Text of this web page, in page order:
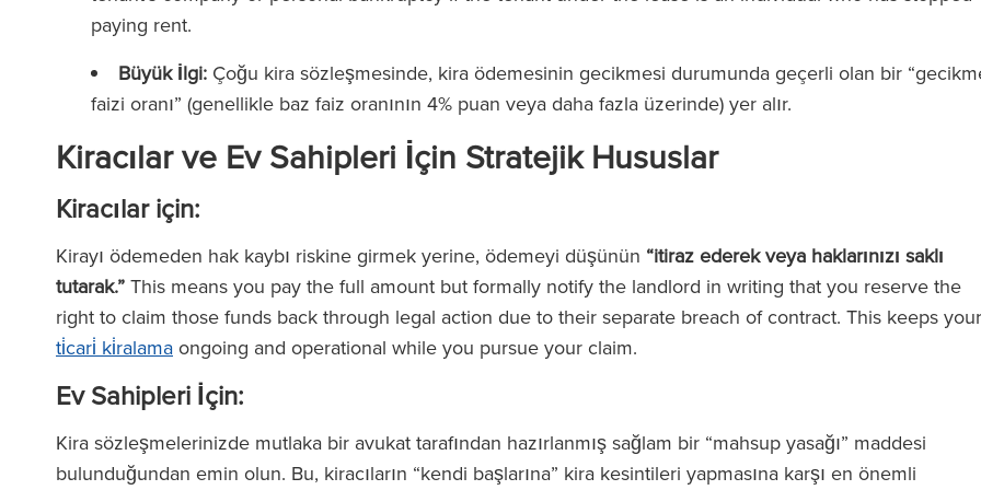
paying rent.
Büyük İlgi: Çoğu kira sözleşmesinde, kira ödemesinin gecikmesi durumunda geçerli olan bir
faizi oranı” (genellikle baz faiz oranının 4% puan veya daha fazla üzerinde) yer alır.
Kiracılar ve Ev Sahipleri İçin Stratejik Hususlar
Kiracılar için:
Kirayı ödemeden hak kaybı riskine girmek yerine, ödemeyi düşünün “itiraz ederek veya haklarınızı saklı
tutarak.” This means you pay the full amount but formally notify the landlord in writing that you reserve the
right to claim those funds back through legal action due to their separate breach of contract. This keeps your
ti̇cari̇ ki̇ralama ongoing and operational while you pursue your claim.
Ev Sahipleri İçin:
Kira sözleşmelerinizde mutlaka bir avukat tarafından hazırlanmış sağlam bir “mahsup yasağı” maddesi
bulunduğundan emin olun. Bu, kiracıların “kendi başlarına” kira kesintileri yapmasına karşı en önemli